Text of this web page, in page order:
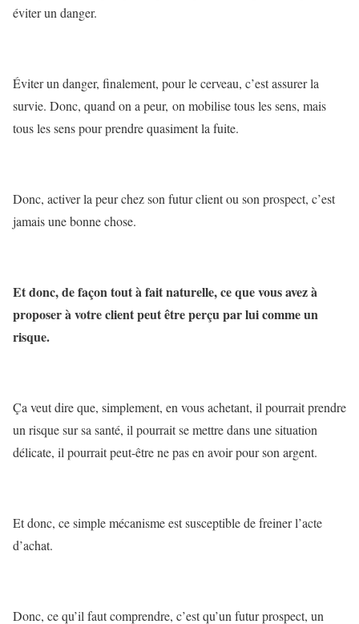
éviter un danger.
Éviter un danger, finalement, pour le cerveau, c’est assurer la
survie. Donc, quand on a peur, on mobilise tous les sens, mais
tous les sens pour prendre quasiment la fuite.
Donc, activer la peur chez son futur client ou son prospect, c’est
jamais une bonne chose.
Et donc, de façon tout à fait naturelle, ce que vous avez à
proposer à votre client peut être perçu par lui comme un
risque.
Ça veut dire que, simplement, en vous achetant, il pourrait prendre
un risque sur sa santé, il pourrait se mettre dans une situation
délicate, il pourrait peut-être ne pas en avoir pour son argent.
Et donc, ce simple mécanisme est susceptible de freiner l’acte
d’achat.
Donc, ce qu’il faut comprendre, c’est qu’un futur prospect, un